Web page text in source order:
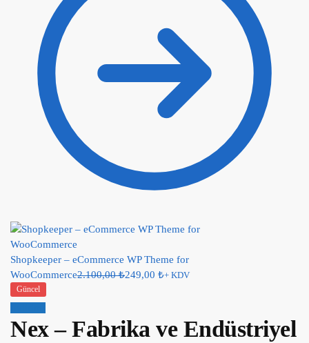
Shopkeeper – eCommerce WP Theme for
WooCommerce2.100,00₺249,00 ₺+ KDV
Güncel
Nex – Fabrika ve Endüstriyel